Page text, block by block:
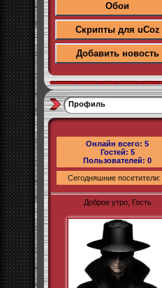
Обои
Скрипты для uCoz
Добавить новость
Профиль
Онлайн всего: 5
Гостей: 5
Пользователей: 0
Сегодняшние посетители:
Доброе утро, Гость